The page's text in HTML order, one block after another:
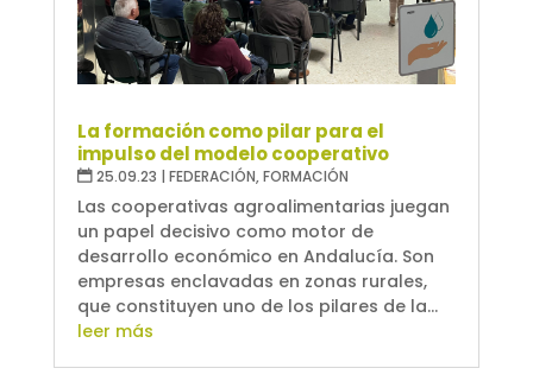
La formación como pilar para el
impulso del modelo cooperativo
25.09.23 | FEDERACIÓN,FORMACIÓN
Las cooperativas agroalimentarias juegan
un papel decisivo como motor de
desarrollo económico en Andalucía. Son
empresas enclavadas en zonas rurales,
que constituyen uno de los pilares de la...
leer más